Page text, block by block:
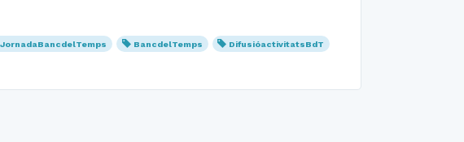
JornadaBancdelTemps BancdelTemps
DifusióactivitatsBdT